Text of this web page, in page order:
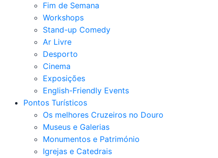
Fim de Semana
Workshops
Stand-up Comedy
Ar Livre
Desporto
Cinema
Exposições
English-Friendly Events
Pontos Turísticos
Os melhores Cruzeiros no Douro​
Museus e Galerias
Monumentos e Património
Igrejas e Catedrais